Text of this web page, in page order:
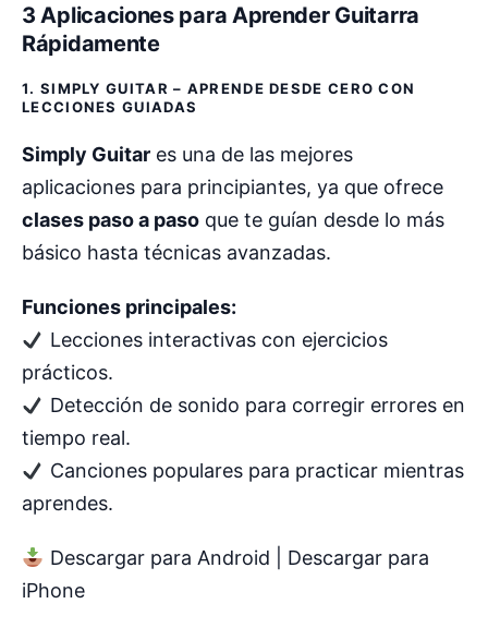
3 Aplicaciones para Aprender Guitarra
Rápidamente
1. SIMPLY GUITAR – APRENDE DESDE CERO CON
LECCIONES GUIADAS
Simply Guitar es una de las mejores
aplicaciones para principiantes, ya que ofrece
clases paso a paso que te guían desde lo más
básico hasta técnicas avanzadas.
Funciones principales:
Lecciones interactivas con ejercicios
prácticos.
Detección de sonido para corregir errores en
tiempo real.
Canciones populares para practicar mientras
aprendes.
Descargar para Android | Descargar para
iPhone